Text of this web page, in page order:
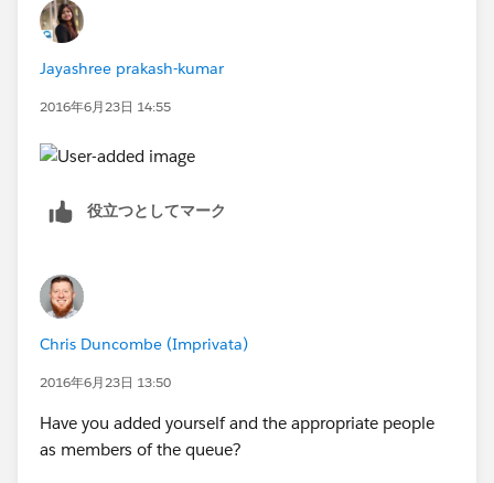
Jayashree prakash-kumar
2016年6月23日 14:55
役立つとしてマーク
Chris Duncombe (Imprivata)
2016年6月23日 13:50
Have you added yourself and the appropriate people
as members of the queue?